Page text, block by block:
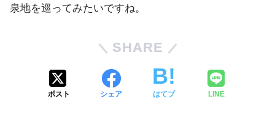
泉地を巡ってみたいですね。
SHARE
ポスト シェア はてブ LINE